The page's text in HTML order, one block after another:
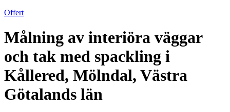
Offert
Målning av interiöra väggar
och tak med spackling i
Kållered, Mölndal, Västra
Götalands län